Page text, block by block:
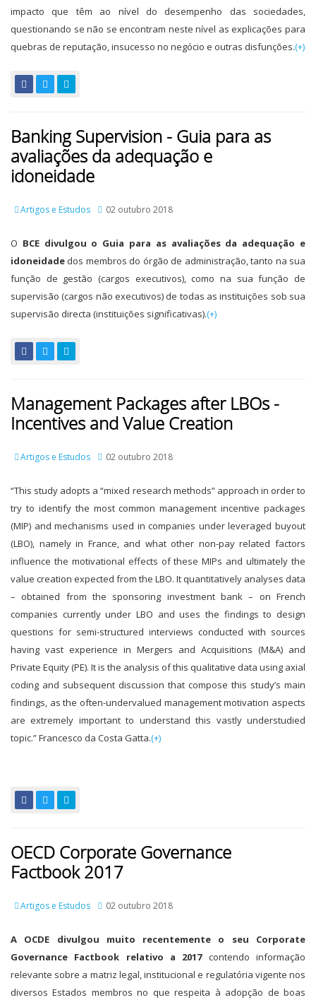
impacto que têm ao nível do desempenho das sociedades,
questionando se não se encontram neste nível as explicações para
quebras de reputação, insucesso no negócio e outras disfunções.(+)
Banking Supervision - Guia para as
avaliações da adequação e
idoneidade
Artigos e Estudos 02 outubro 2018
O BCE divulgou o Guia para as avaliações da adequação e
idoneidade dos membros do órgão de administração, tanto na sua
função de gestão (cargos executivos), como na sua função de
supervisão (cargos não executivos) de todas as instituições sob sua
supervisão directa (instituições significativas).(+)
Management Packages after LBOs -
Incentives and Value Creation
Artigos e Estudos 02 outubro 2018
“This study adopts a “mixed research methods” approach in order to
try to identify the most common management incentive packages
(MIP) and mechanisms used in companies under leveraged buyout
(LBO), namely in France, and what other non-pay related factors
influence the motivational effects of these MIPs and ultimately the
value creation expected from the LBO. It quantitatively analyses data
– obtained from the sponsoring investment bank – on French
companies currently under LBO and uses the findings to design
questions for semi-structured interviews conducted with sources
having vast experience in Mergers and Acquisitions (M&A) and
Private Equity (PE). It is the analysis of this qualitative data using axial
coding and subsequent discussion that compose this study’s main
findings, as the often-undervalued management motivation aspects
are extremely important to understand this vastly understudied
topic.” Francesco da Costa Gatta.(+)
OECD Corporate Governance
Factbook 2017
Artigos e Estudos 02 outubro 2018
A OCDE divulgou muito recentemente o seu Corporate
Governance Factbook relativo a 2017contendo informação
relevante sobre a matriz legal, institucional e regulatória vigente nos
diversos Estados membros no que respeita à adopção de boas